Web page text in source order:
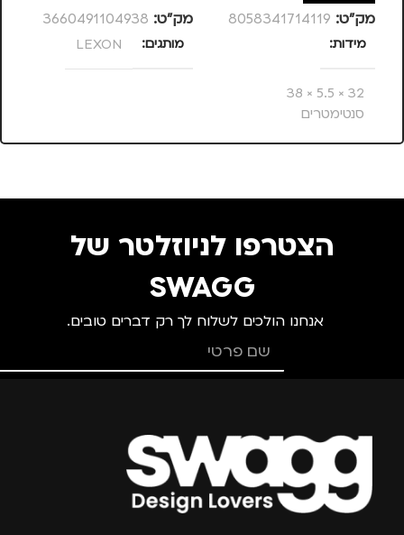
מק”ט: 8058341714119
מידות
32 × 5.5 × 38
סנטימטרים
תיק גב
מק”ט: 3660491104938
מותגים LEXON
הצטרפו לניוזלטר של
SWAGG
אנחנו הולכים לשלוח לך רק דברים טובים.
צרפו אותי למועדון